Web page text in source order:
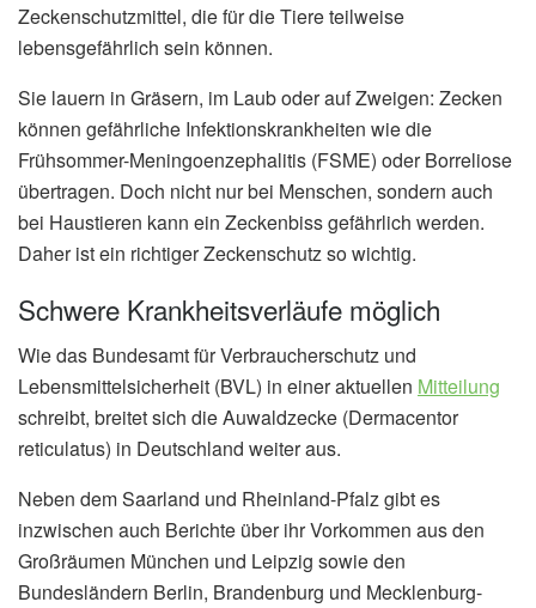
Zeckenschutzmittel, die für die Tiere teilweise
lebensgefährlich sein können.
Sie lauern in Gräsern, im Laub oder auf Zweigen: Zecken
können gefährliche Infektionskrankheiten wie die
Frühsommer-Meningoenzephalitis (FSME) oder Borreliose
übertragen. Doch nicht nur bei Menschen, sondern auch
bei Haustieren kann ein Zeckenbiss gefährlich werden.
Daher ist ein richtiger Zeckenschutz so wichtig.
Schwere Krankheitsverläufe möglich
Wie das Bundesamt für Verbraucherschutz und
Lebensmittelsicherheit (BVL) in einer aktuellen Mitteilung
schreibt, breitet sich die Auwaldzecke (Dermacentor
reticulatus) in Deutschland weiter aus.
Neben dem Saarland und Rheinland-Pfalz gibt es
inzwischen auch Berichte über ihr Vorkommen aus den
Großräumen München und Leipzig sowie den
Bundesländern Berlin, Brandenburg und Mecklenburg-